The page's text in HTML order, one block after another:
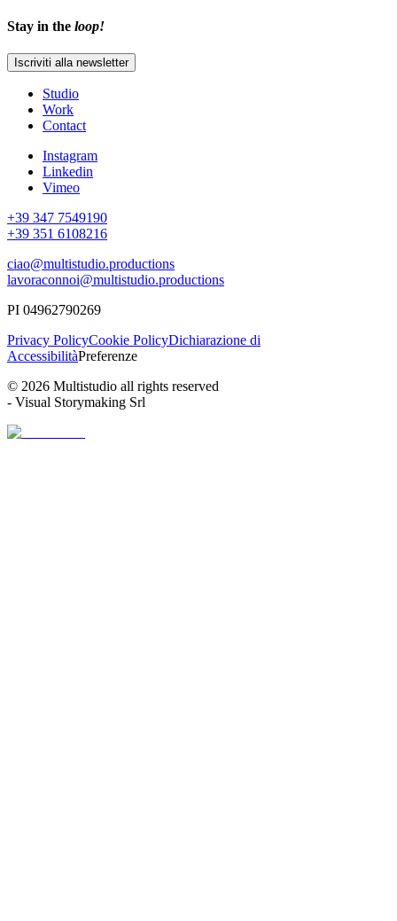
Stay in the loop!
Iscriviti alla newsletter
Studio
Work
Contact
Instagram
Linkedin
Vimeo
+39 347 7549190
+39 351 6108216
ciao@multistudio.productions
lavoraconnoi@multistudio.productions
PI 04962790269
Privacy PolicyCookie PolicyDichiarazione di
AccessibilitàPreferenze
© 2026 Multistudio all rights reserved
- Visual Storymaking Srl